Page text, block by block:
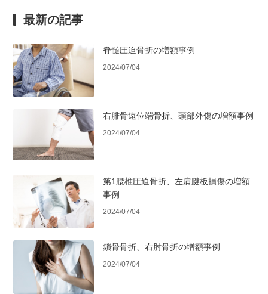
最新の記事
脊髄圧迫骨折の増額事例
2024/07/04
右腓骨遠位端骨折、頭部外傷の増額事例
2024/07/04
第1腰椎圧迫骨折、左肩腱板損傷の増額
事例
2024/07/04
鎖骨骨折、右肘骨折の増額事例
2024/07/04